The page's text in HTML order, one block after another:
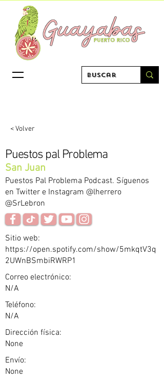
< Volver
Puestos pal Problema
San Juan
Puestos Pal Problema Podcast. Síguenos
en Twitter e Instagram @lherrero
@SrLebron
Sitio web:
https://open.spotify.com/show/5mkqtV3q
2UWnBSmbiRWRP1
Correo electrónico:
N/A
Teléfono:
N/A
Dirección física:
None
Envío:
None